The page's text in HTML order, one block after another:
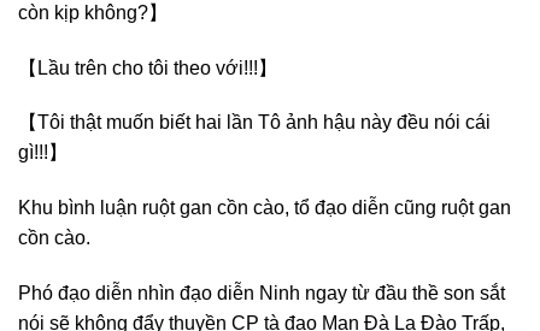
còn kịp không?】
【Lầu trên cho tôi theo với!!!】
【Tôi thật muốn biết hai lần Tô ảnh hậu này đều nói cái
gì!!!】
Khu bình luận ruột gan cồn cào, tổ đạo diễn cũng ruột gan
cồn cào.
Phó đạo diễn nhìn đạo diễn Ninh ngay từ đầu thề son sắt
nói sẽ không đẩy thuyền CP tà đạo Mạn Đà La Đào Trấp,